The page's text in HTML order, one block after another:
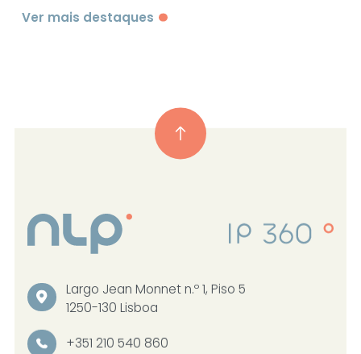
Ver mais destaques
Largo Jean Monnet n.º 1, Piso 5
1250-130 Lisboa
+351 210 540 860